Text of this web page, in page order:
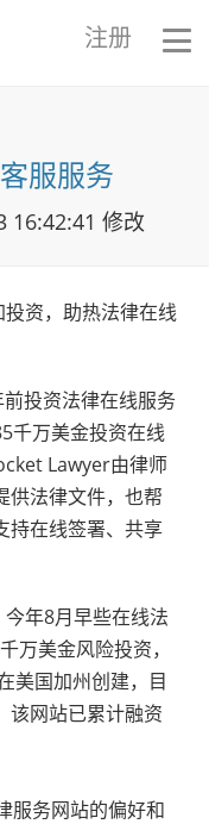
注册
服服务
16:42:41 修改
资，助热法律在线
投资法律在线服务
千万美金投资在线
Lawyer由律师
供法律文件，也帮
持在线签署、共享
年8月早些在线法
万美金风险投资，
美国加州创建，目
该网站已累计融资
服务网站的偏好和